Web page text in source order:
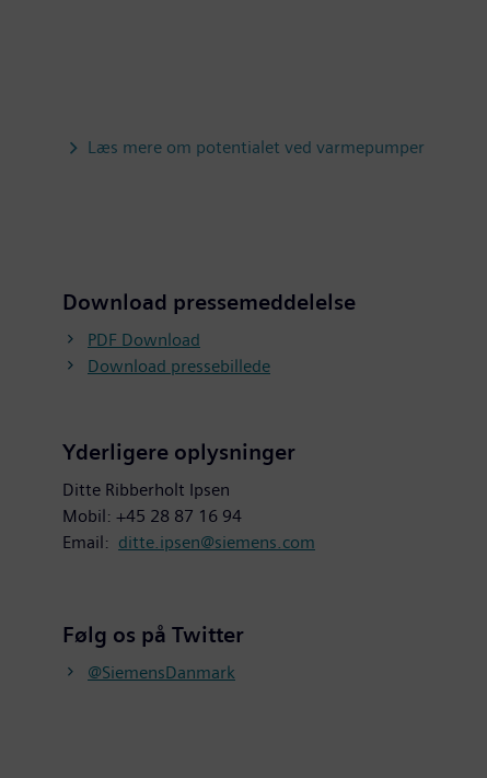
Læs mere om potentialet ved varmepumper
Download pressemeddelelse
PDF Download
Download pressebillede
Yderligere oplysninger
Ditte Ribberholt Ipsen
Mobil: +45 28 87 16 94
Email: ditte.ipsen@siemens.com
Følg os på Twitter
@SiemensDanmark